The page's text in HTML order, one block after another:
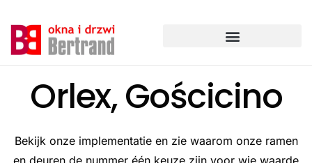
naar
inhoud
Orlex, Gościcino
Bekijk onze implementatie en zie waarom onze ramen
en deuren de nummer één keuze zijn voor wie waarde